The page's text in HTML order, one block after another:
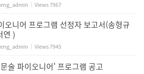
Views7967
오니어 프로그램 선정자 보고서(송형규
연 )
Views7945
술 파이오니어' 프로그램 공고